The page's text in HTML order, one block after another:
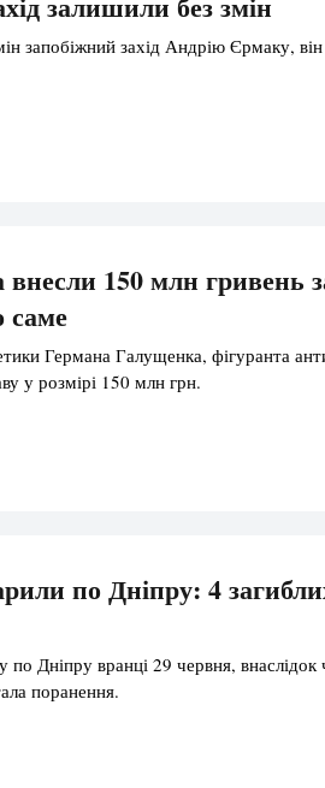
запобіжний захід Андрію Єрмаку,
150 млн гривень
саме
Германа Галущенка, фігуранта
у розмірі 150 млн грн.
по Дніпру: 4
по Дніпру вранці 29 червня, внаслідок
поранення.